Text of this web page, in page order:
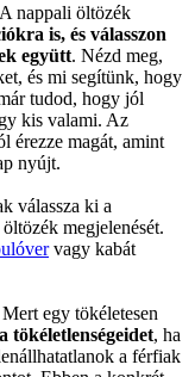
nappali öltözék
is, és válasszon
együtt. Nézd meg,
és mi segítünk, hogy
tudod, hogy jól
kis valami. Az
érezze magát, amint
nyújt.
válassza ki a
megjelenését.
vagy kabát
egy tökéletesen
tökéletlenségeidet, ha
a férfiak